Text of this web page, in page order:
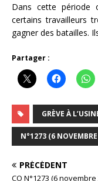
Dans cette période
certains travailleurs
gagner des batailles.
Partager :
GRÈVE À
N°1273 (6
PRÉCÉDENT
CO N°1273 (6